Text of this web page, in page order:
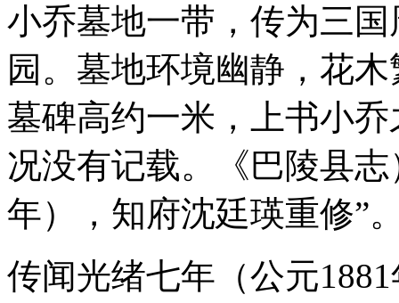
小乔墓地一带，传为三
园。墓地环境幽静，花
墓碑高约一米，上书小
况没有记载。《巴陵县
年），知府沈廷瑛重修”
传闻光绪七年（公元